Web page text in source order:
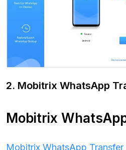
2. Mobitrix WhatsApp
Mobitrix
Mobitrix WhatsApp Transfer